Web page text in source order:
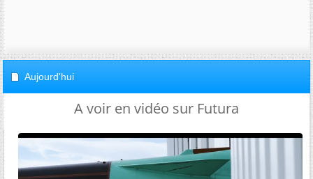
Aujourd'hui
A voir en vidéo sur Futura